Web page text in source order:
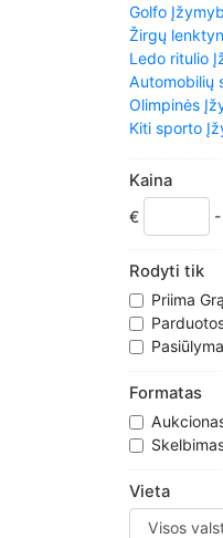
Golfo
Žirgų
Ledo ritulio
Automobilių
Olimpinės
Kiti sporto
Regbio
Subbuteo
Teniso
Kaina
€
Rodyti tik
Priima
Formatas
Vieta